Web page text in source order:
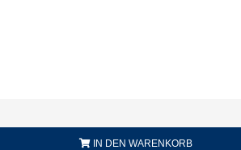
IN DEN WARENKORB